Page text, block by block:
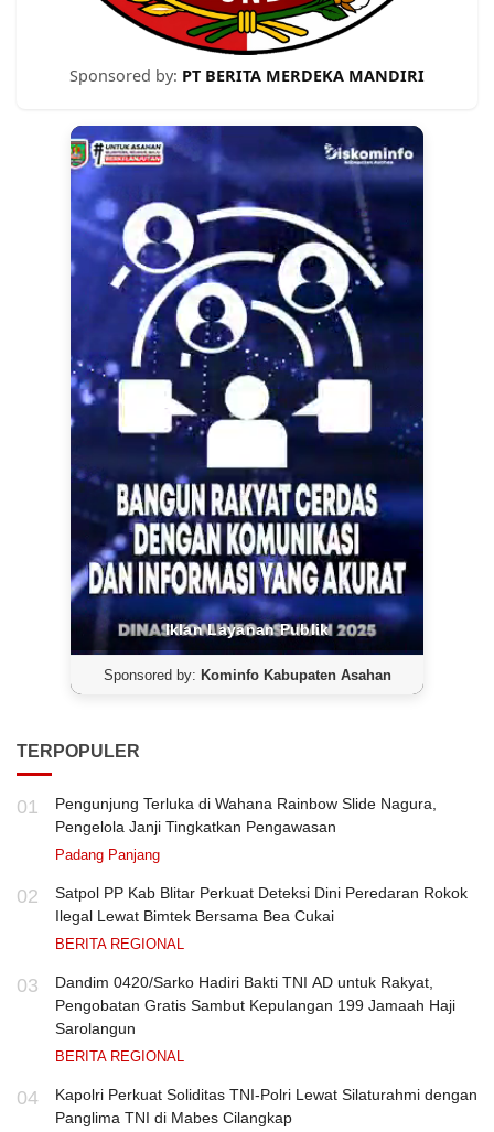
Sponsored by: PT BERITA MERDEKA MANDIRI
Iklan Layanan Publik
Sponsored by: Kominfo Kabupaten Asahan
TERPOPULER
01
Pengunjung Terluka di Wahana Rainbow Slide Nagura,
Pengelola Janji Tingkatkan Pengawasan
Padang Panjang
02
Satpol PP Kab Blitar Perkuat Deteksi Dini Peredaran Rokok
Ilegal Lewat Bimtek Bersama Bea Cukai
BERITA REGIONAL
03
Dandim 0420/Sarko Hadiri Bakti TNI AD untuk Rakyat,
Pengobatan Gratis Sambut Kepulangan 199 Jamaah Haji
Sarolangun
BERITA REGIONAL
04
Kapolri Perkuat Soliditas TNI-Polri Lewat Silaturahmi dengan
Panglima TNI di Mabes Cilangkap